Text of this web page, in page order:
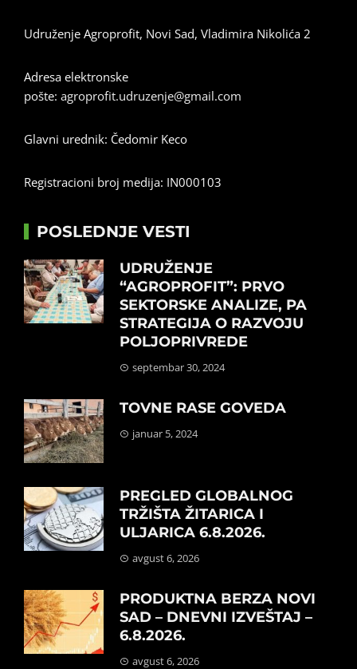
Udruženje Agroprofit, Novi Sad, Vladimira Nikolića 2
Adresa elektronske
pošte: agroprofit.udruzenje@gmail.com
Glavni urednik: Čedomir Keco
Registracioni broj medija: IN000103
POSLEDNJE VESTI
UDRUŽENJE
“AGROPROFIT”: PRVO
SEKTORSKE ANALIZE, PA
STRATEGIJA O RAZVOJU
POLJOPRIVREDE
septembar 30, 2024
TOVNE RASE GOVEDA
januar 5, 2024
PREGLED GLOBALNOG
TRŽIŠTA ŽITARICA I
ULJARICA 6.8.2026.
avgust 6, 2026
PRODUKTNA BERZA NOVI
SAD – DNEVNI IZVEŠTAJ –
6.8.2026.
avgust 6, 2026